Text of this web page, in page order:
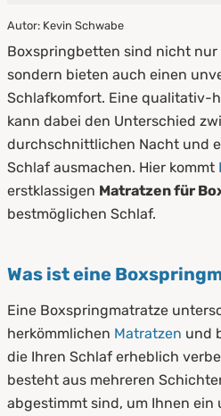
1. Was ist eine
2. Härtegrad einer
3. Materialien & Topper
4. Pflege & Hygiene
Autor: Kevin Schwabe
Boxspringbetten sind nicht nur
sondern bieten auch einen
Schlafkomfort. Eine qualitativ-
kann dabei den Unterschied
durchschnittlichen Nacht und
Schlaf ausmachen. Hier kommt
erstklassigen Matratzen für
bestmöglichen Schlaf.
Was ist eine
Eine Boxspringmatratze
herkömmlichen Matratzen und
die Ihren Schlaf erheblich
besteht aus mehreren
abgestimmt sind, um Ihnen ein